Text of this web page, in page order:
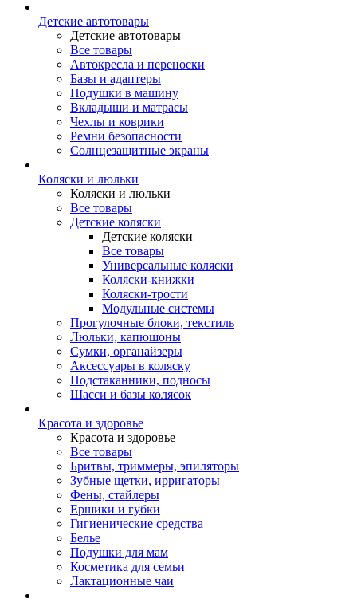
Детские автотовары
Детские автотовары
Все товары
Автокресла и переноски
Базы и адаптеры
Подушки в машину
Вкладыши и матрасы
Чехлы и коврики
Ремни безопасности
Солнцезащитные экраны
Коляски и люльки
Коляски и люльки
Все товары
Детские коляски
Детские коляски
Все товары
Универсальные коляски
Коляски-книжки
Коляски-трости
Модульные системы
Прогулочные блоки, текстиль
Люльки, капюшоны
Сумки, органайзеры
Аксессуары в коляску
Подстаканники, подносы
Шасси и базы колясок
Красота и здоровье
Красота и здоровье
Все товары
Бритвы, триммеры, эпиляторы
Зубные щетки, ирригаторы
Фены, стайлеры
Ершики и губки
Гигиенические средства
Белье
Подушки для мам
Косметика для семьи
Лактационные чаи